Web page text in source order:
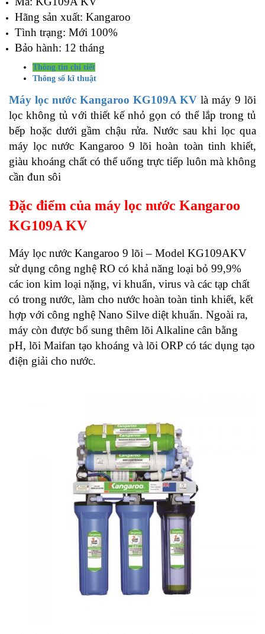
Hãng sản xuất: Kangaroo
Tình trạng: Mới 100%
Bảo hành: 12 tháng
Thông tin chi tiết
Thông số kĩ thuật
Máy lọc nước Kangaroo KG109A KV là máy 9 lõi
lọc không tủ với thiết kế nhỏ gọn có thể lắp trong tủ
bếp hoặc dưới gầm chậu rửa. Nước sau khi lọc qua
máy lọc nước Kangaroo 9 lõi hoàn toàn tinh khiết,
giàu khoáng chất có thể uống trực tiếp luôn mà không
cần đun sôi
Đặc điểm của máy lọc nước Kangaroo
KG109A KV
Máy lọc nước Kangaroo 9 lõi – Model KG109AKV
sử dụng công nghệ RO có khả năng loại bỏ 99,9%
các ion kim loại nặng, vi khuẩn, virus và các tạp chất
có trong nước, làm cho nước hoàn toàn tinh khiết, kết
hợp với công nghệ Nano Silve diệt khuẩn. Ngoài ra,
máy còn được bổ sung thêm lõi Alkaline cân bằng
pH, lõi Maifan tạo khoáng và lõi ORP có tác dụng tạo
điện giải cho nước.